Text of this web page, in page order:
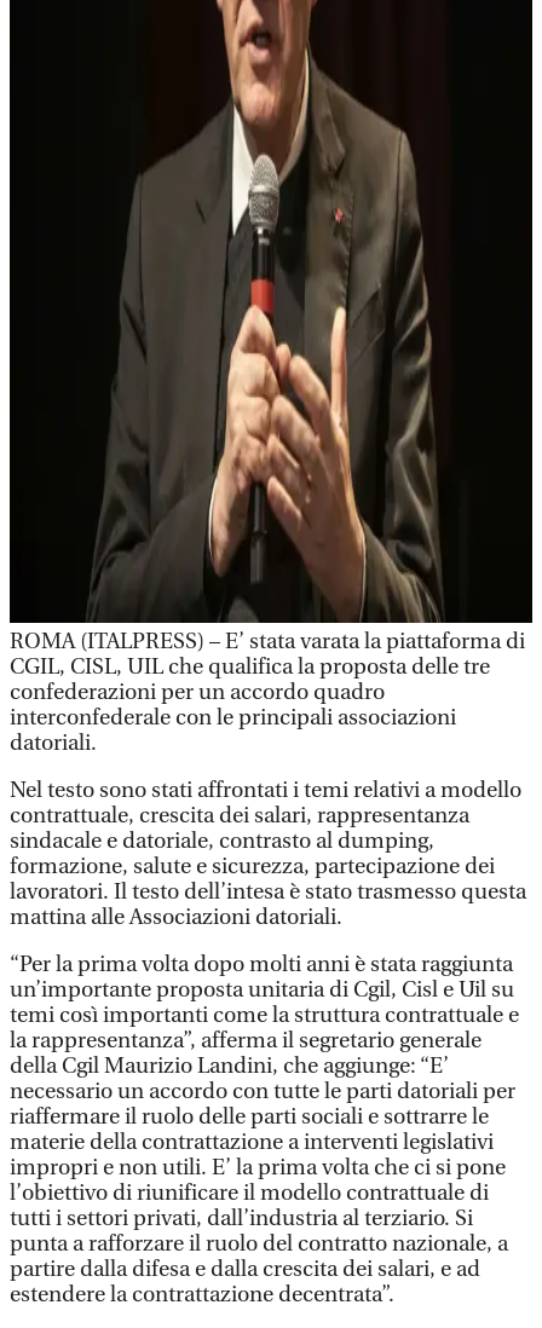
ROMA (ITALPRESS) – E’ stata varata la piattaforma di
CGIL, CISL, UIL che qualifica la proposta delle tre
confederazioni per un accordo quadro
interconfederale con le principali associazioni
datoriali.
Nel testo sono stati affrontati i temi relativi a modello
contrattuale, crescita dei salari, rappresentanza
sindacale e datoriale, contrasto al dumping,
formazione, salute e sicurezza, partecipazione dei
lavoratori. Il testo dell’intesa è stato trasmesso questa
mattina alle Associazioni datoriali.
“Per la prima volta dopo molti anni è stata raggiunta
un’importante proposta unitaria di Cgil, Cisl e Uil su
temi così importanti come la struttura contrattuale e
la rappresentanza”, afferma il segretario generale
della Cgil Maurizio Landini, che aggiunge: “E’
necessario un accordo con tutte le parti datoriali per
riaffermare il ruolo delle parti sociali e sottrarre le
materie della contrattazione a interventi legislativi
impropri e non utili. E’ la prima volta che ci si pone
l’obiettivo di riunificare il modello contrattuale di
tutti i settori privati, dall’industria al terziario. Si
punta a rafforzare il ruolo del contratto nazionale, a
partire dalla difesa e dalla crescita dei salari, e ad
estendere la contrattazione decentrata”.